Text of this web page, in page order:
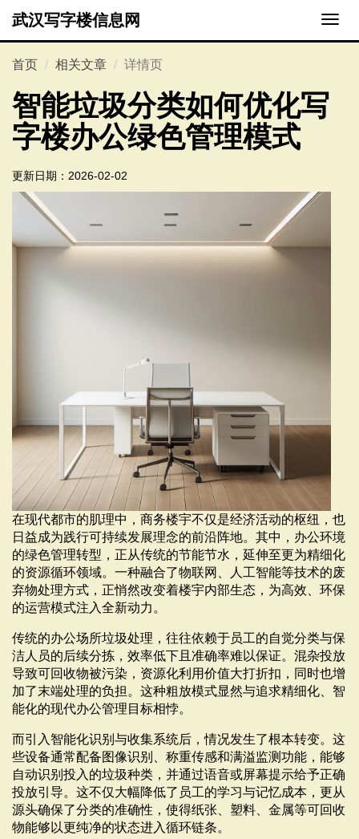
切
换
武汉写字楼信息网
首页 相关文章 详情页
智能垃圾分类如何优化写
字楼办公绿色管理模式
更新日期： 2026-02-02
在现代都市的肌理中，商务楼宇不仅是经济活动的枢纽，也
日益成为践行可持续发展理念的前沿阵地。其中，办公环境
的绿色管理转型，正从传统的节能节水，延伸至更为精细化
的资源循环领域。一种融合了物联网、人工智能等技术的废
弃物处理方式，正悄然改变着楼宇内部生态，为高效、环保
的运营模式注入全新动力。
传统的办公场所垃圾处理，往往依赖于员工的自觉分类与保
洁人员的后续分拣，效率低下且准确率难以保证。混杂投放
导致可回收物被污染，资源化利用价值大打折扣，同时也增
加了末端处理的负担。这种粗放模式显然与追求精细化、智
能化的现代办公管理目标相悖。
而引入智能化识别与收集系统后，情况发生了根本转变。这
些设备通常配备图像识别、称重传感和满溢监测功能，能够
自动识别投入的垃圾种类，并通过语音或屏幕提示给予正确
投放引导。这不仅大幅降低了员工的学习与记忆成本，更从
源头确保了分类的准确性，使得纸张、塑料、金属等可回收
物能够以更纯净的状态进入循环链条。